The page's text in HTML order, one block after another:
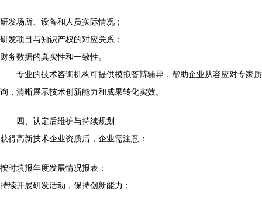
研发场所、设备和人员实际情况；
研发项目与知识产权的对应关系；
财务数据的真实性和一致性。
专业的技术咨询机构可提供模拟答辩辅导，帮助企业从容应对专家质
询，清晰展示技术创新能力和成果转化实效。
四、认定后维护与持续规划
获得高新技术企业资质后，企业需注意：
按时填报年度发展情况报表；
持续开展研发活动，保持创新能力；